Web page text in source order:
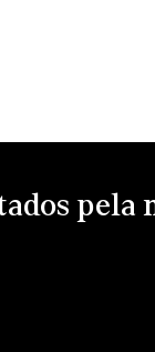
pela